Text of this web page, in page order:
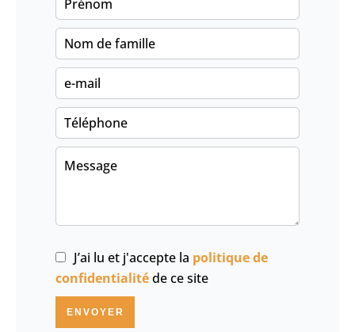
J’ai lu et j'accepte la politique de
confidentialitéde ce site
ENVOYER